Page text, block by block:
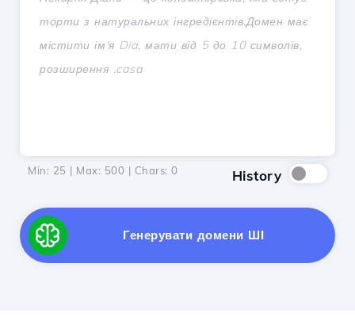
Min: 25 | Max: 500 | Chars: 0 History
Генерувати домени ШІ